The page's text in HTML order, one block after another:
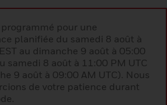
programmé pour une
planifiée du samedi 8 août à
au dimanche 9 août à 05:00
samedi 8 août à 11:00 PM UTC
9 août à 09:00 AM UTC). Nous
de votre patience durant